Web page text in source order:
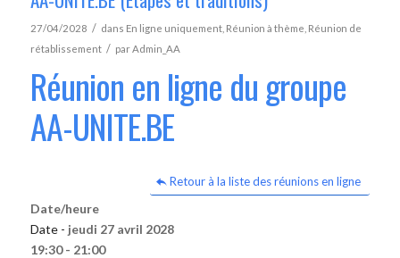
27/04/2028 / dans En ligne uniquement, Réunion à thème Réunion de
rétablissement / parAdmin_AA
Réunion en ligne du groupe
AA-UNITE.BE
Retour à la liste des réunions en ligne
Date/heure
Date - jeudi 27 avril 2028
19:30 - 21:00